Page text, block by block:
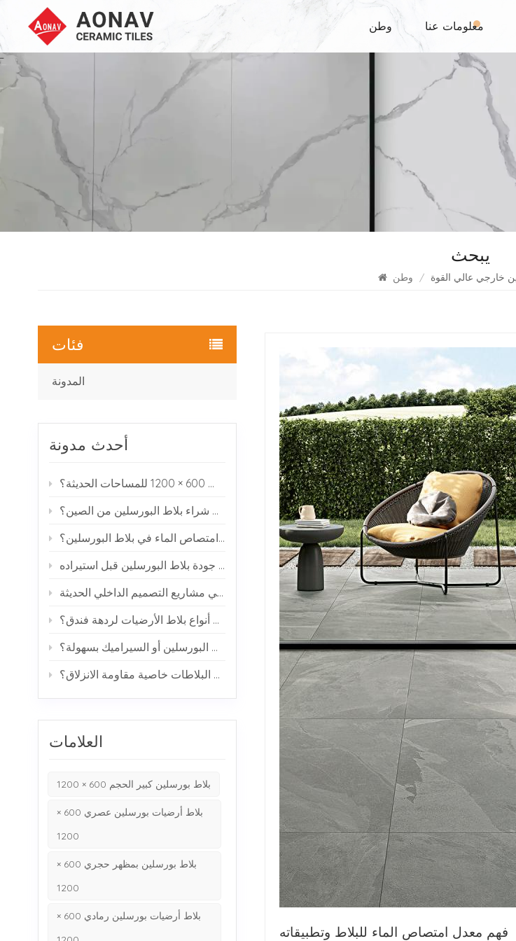
وطن معلومات عنا
يبحث
/ خارجي عالي القوة
فهم معدل امتصاص الماء للبلاط وتطبيقاته
فئات
المدونة
أحدث مدونة
كيف يمكنك شراء بلاط البورسلين من الصين؟
ماذا يعني امتصاص الماء في بلاط البورسلين؟
كيفية فحص جودة بلاط البورسلين قبل استيراده
بلاط البورسلين ذو مظهر الرخام: لماذا يحظى بشعبية في مشاريع التصميم الداخلي الحديثة
ما هي أفضل أنواع بلاط الأرضيات لردهة فندق؟
هل تتشقق بلاطات البورسلين أو السيراميك بسهولة؟
كيف تحقق البلاطات خاصية مقاومة الانزلاق؟
العلامات
بلاط بورسلين كبير الحجم 600 × 1200
بلاط أرضيات بورسلين عصري 600 ×
1200
بلاط بورسلين بمظهر حجري 600 ×
1200
بلاط أرضيات بورسلين رمادي 600 ×